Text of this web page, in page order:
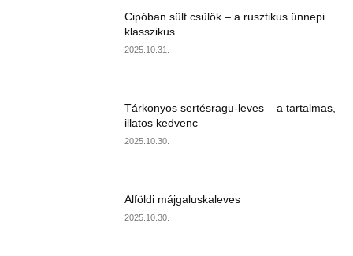
Cipóban sült csülök – a rusztikus ünnepi
klasszikus
2025.10.31.
Tárkonyos sertésragu-leves – a tartalmas,
illatos kedvenc
2025.10.30.
Alföldi májgaluskaleves
2025.10.30.